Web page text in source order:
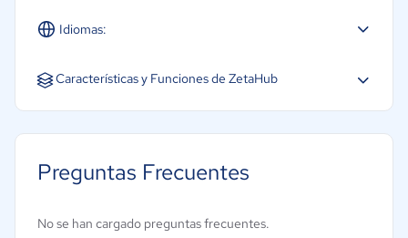
Idiomas:
Inglés
Características y Funciones de ZetaHub
Preguntas Frecuentes
No se han cargado preguntas frecuentes.